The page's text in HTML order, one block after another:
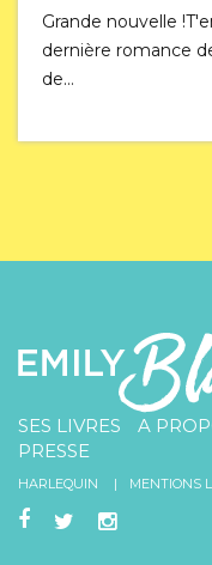
Grande nouvelle
dernière romance
de…
SES LIVRES A
PRESSE
HARLEQUIN MENTIONS